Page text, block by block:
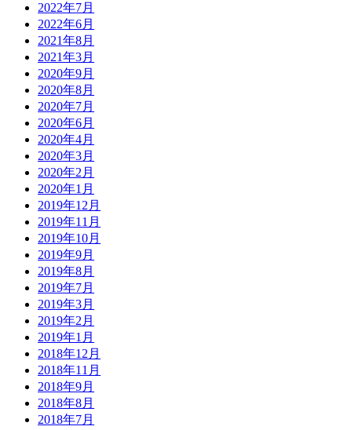
2022年7月
2022年6月
2021年8月
2021年3月
2020年9月
2020年8月
2020年7月
2020年6月
2020年4月
2020年3月
2020年2月
2020年1月
2019年12月
2019年11月
2019年10月
2019年9月
2019年8月
2019年7月
2019年3月
2019年2月
2019年1月
2018年12月
2018年11月
2018年9月
2018年8月
2018年7月